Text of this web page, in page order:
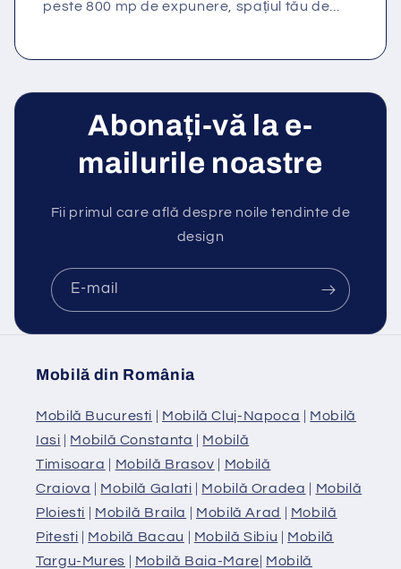
peste 800 mp de expunere, spațiul tău de...
Abonați-vă la e-
mailurile noastre
Fii primul care află despre noile tendinte de
design
E-mail
Mobilă din România
Mobilă Bucuresti | Mobilă Cluj-Napoca | Mobilă
Iasi | Mobilă Constanta | Mobilă
Timisoara | Mobilă Brasov | Mobilă
Craiova | Mobilă Galati | Mobilă Oradea | Mobilă
Ploiesti | Mobilă Braila | Mobilă Arad | Mobilă
Pitesti | Mobilă Bacau | Mobilă Sibiu | Mobilă
Targu-Mures | Mobilă Baia-Mare| Mobilă